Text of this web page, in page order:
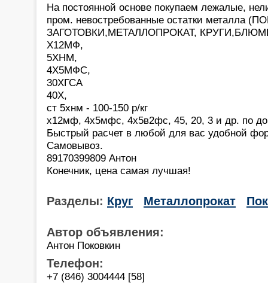
На постоянной основе покупаем лежалые,
пром. невостребованные остатки металла
ЗАГОТОВКИ,МЕТАЛЛОПРОКАТ,
Х12МФ,
5ХНМ,
4Х5МФС,
30ХГСА
40Х,
ст 5хнм - 100-150 р/кг
х12мф, 4х5мфс, 4х5в2фс, 45, 20, 3 и др. по
Быстрый расчет в любой для вас удобной
Самовывоз.
89170399809 Антон
Конечник, цена самая лучшая!
Разделы: Круг Металлопрокат
Автор объявления:
Антон Поковкин
Телефон:
+7 (846) 3004444 [58]